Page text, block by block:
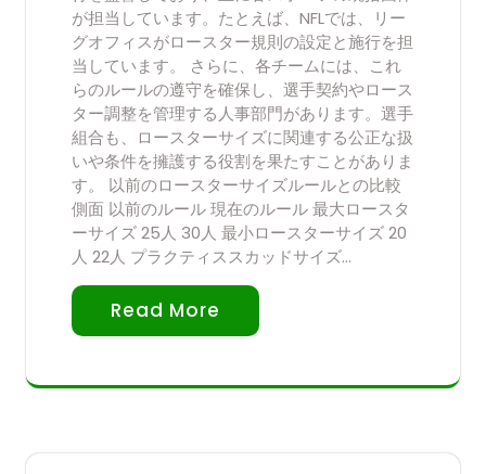
が担当しています。たとえば、NFLでは、リー
グオフィスがロースター規則の設定と施行を担
当しています。 さらに、各チームには、これ
らのルールの遵守を確保し、選手契約やロース
ター調整を管理する人事部門があります。選手
組合も、ロースターサイズに関連する公正な扱
いや条件を擁護する役割を果たすことがありま
す。 以前のロースターサイズルールとの比較
側面 以前のルール 現在のルール 最大ロースタ
ーサイズ 25人 30人 最小ロースターサイズ 20
人 22人 プラクティススカッドサイズ…
Read More